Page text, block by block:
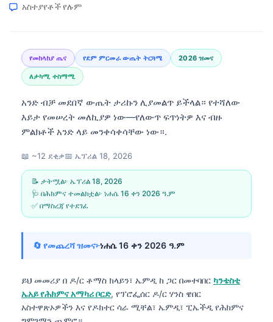
አስተያየቶች የሉም
የመከላከያ ጤና የደም ምርመራ ውጤት ትርጓሜ 2026 ዝመና
ለታካሚ ተስማሚ
አንድ ብቻ መደበኛ ውጤት ታሪኩን ሊያመልጥ ይችላል። የተሻለው
እይታ የመሠረት መለኪያዎ ነው—የለውጥ ፍጥነትዎ እና ብዙ
ምልክቶች አንድ ላይ መንቀሳቀሳቸው ነው።.
📖 ~12 ደቂቃ📅 ኤፕሪል 18, 2026
📝 ታትሟል፦ ኤፕሪል 18, 2026
🩺 በሕክምና ተመልክቷል፦ ነሐሴ 16 ቀን 2026 ዓ.ም
✅ በማስረጃ የተደገፈ
🔄 የመጨረሻ ዝመና፦ነሐሴ 16 ቀን 2026 ዓ.ም
ይህ መመሪያ በ ዶ/ር ቶማስ ክላይን፣ ኤምዲ ከ ጋር በመተባበር ካንቴስቲ
ኤአይ የሕክምና አማካሪ ቦርድ, የፕሮፌሰር ዶ/ር ሃንስ ዌበር
አስተዋጽኦዎችን እና የዶክተር ሳራ ሚቸል፣ ኤምዲ፣ ፒኤችዲ የሕክምና